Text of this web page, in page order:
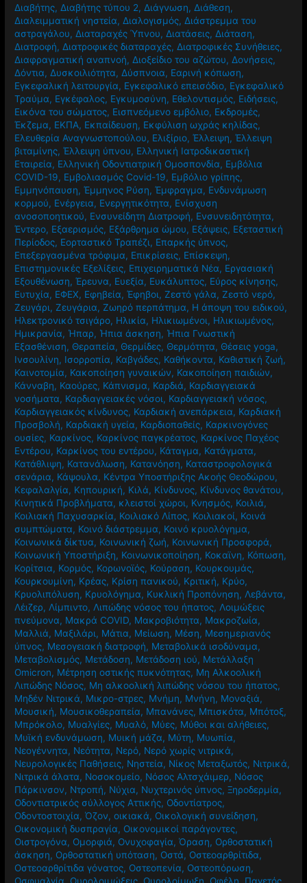
Γυναίκες,Δαμάσκηνα,Δείκτης Μάζας Σώματος,
Διαβήτης,Διαβήτης τύπου 2,Διάγνωση,Διάθεση,
Διαλειμματική νηστεία,Διαλογισμός,Διάστρεμμα του
αστραγάλου,Διαταραχές Ύπνου,Διατάσεις,Διάταση,
Διατροφή,Διατροφικές διαταραχές,Διατροφικές Συνήθειες
Διαφραγματική αναπνοή,Διοξείδιο του αζώτου,Δονήσεις
Δόντια,Δυσκοιλιότητα, Δύσπνοια,Εαρινή κόπωση,
Εγκεφαλική λειτουργία,Εγκεφαλικό επεισόδιο,Εγκεφαλικό
Τραύμα ,Εγκέφαλος, Εγκυμοσύνη, Εθελοντισμός,Ειδήσεις
Εικόνα του σώματος,Εισπνεόμενο εμβόλιο,Εκδρομές,
Έκζεμα,ΕΚΠΑ, Εκπαίδευση,Εκφύλιση ωχράς κηλίδας,
Ελευθερία Αναγνωστοπούλου,Ελιξίριο,Έλλειψη ,Έλλειψη
βιταμίνης ,Έλλειψη ύπνου,Ελληνική Ιατροδικαστική
Εταιρεία,Ελληνική Οδοντιατρική Ομοσπονδία,Εμβόλια
COVID-19,Εμβολιασμός Covid-19,Εμβόλιο γρίπης,
Εμμηνόπαυση,Έμμηνος Ρύση,Έμφραγμα,Ενδυνάμωση
κορμού,Ενέργεια,Ενεργητικότητα,Ενίσχυση
ανοσοποητικού,Ενσυνείδητη Διατροφή ,Ενσυνειδητότητα,
Έντερο,Εξαερισμός,Εξάρθρημα ώμου,Εξάψεις
Περίοδος,Εορταστικό Τραπέζι,Επαρκής ύπνος,
Επεξεργασμένα τρόφιμα ,Επικρίσεις,Επίσκεψη,
Επιστημονικές Εξελίξεις,Επιχειρηματικά Νέα,Εργασιακή
Εξουθένωση,Έρευνα,Ευεξία,Ευκάλυπτος,Εύρος κίνησης
Ευτυχία, ΕΦΕΧ,Εφηβεία,Έφηβοι,Ζεστό γάλα,Ζεστό νερό,
Ζευγάρι,Ζευγάρια,Ζωηρό περπάτημα,Η άποψη του ειδικού
Ηλεκτρονικό τσιγάρο,Ηλικία,Ηλικιωμένοι,Ηλικιωμένος
Ημικρανία,Ήπαρ,Ήπια άσκηση, Ήπια Γνωστική
Εξασθένιση,Θεραπεία ,Θερμίδες ,Θερμότητα ,Θέσεις yoga,
Ινσουλίνη,Ισορροπία,Καβγάδες,Καθήκοντα,Καθιστική ζωή
Καινοτομία,Κακοποίηση γυναικών,Κακοποίηση παιδιών
Κάνναβη,Καούρες,Κάπνισμα,Καρδιά,Καρδιαγγειακά
νοσήματα,Καρδιαγγειακές νόσοι,Καρδιαγγειακή νόσος,
Καρδιαγγειακός κίνδυνος,Καρδιακή ανεπάρκεια,Καρδιακή
Προσβολή,Καρδιακή υγεία, Καρδιοπαθείς ,Καρκινογόνες
ουσίες,Καρκίνος,Καρκίνος παγκρέατος, Καρκίνος Παχέος
Εντέρου,Καρκίνος του εντέρου,Κάταγμα,Κατάγματα,
Κατάθλιψη,Κατανάλωση,Κατανόηση,Καταστροφολογικά
σενάρια,Κάψουλα,Κέντρα Υποστήριξης Ακοής Θεοδώρου,
Κεφαλαλγία,Κηπουρική,Κιλά,Κίνδυνος,Κίνδυνος θανάτου
Κινητικά Προβλήματα, κλειστοί χώροι, Κνησμός,Κοιλιά,
Κοιλιακή Παχυσαρκία,Κοιλιακό Λίπος,Κοιλιακοί,Κοινά
συμπτώματα, Κοινό διάστρεμμα,Κοινό κρυολόγημα,
Κοινωνικά δίκτυα,Κοινωνική ζωή,Κοινωνική Προσφορά,
Κοινωνική Υποστήριξη,Κοινωνικοποίηση,Κοκαϊνη,Κόπωση
Κορίτσια,Κορμός,Κορωνοϊός,Κούραση,Κουρκουμάς
Κουρκουμίνη,Κρέας,Κρίση πανικού, Κριτική,Κρύο,
Κρυολιπόλυση,Κρυολόγημα,Κυκλική Προπόνηση,Λεβάντα
Λέιζερ,Λίμπιντο,Λιπώδης νόσος του ήπατος,Λοιμώξεις
πνεύμονα,Μακρά COVID, Μακροβιότητα, Μακροζωία,
Μαλλιά,Μαξιλάρι, Μάτια,Μείωση,Μέση,Μεσημεριανός
ύπνος,Μεσογειακή διατροφή,Μεταβολικά ισοδύναμα
Μεταβολισμός,Μετάδοση, Μετάδοση ιού,Μετάλλαξη
Omicron ,Μέτρηση οστικής πυκνότητας, Μη Αλκοολική
Λιπώδης Νόσος ,Μη αλκοολική λιπώδης νόσου του ήπατος
Μηδέν Νιτρικά,Μικρο-στρες ,Μνήμη,Μνήνη,Μοναξιά,
Μουσική,Μουσικοθεραπεία,Μπανάνες,Μπισκότα,Μπότοξ
Μπρόκολο,Μυαλγίες,Μυαλό,Μύες,Μύθοι και αλήθειες
Μυϊκή ενδυνάμωση,Μυική μάζα, Μύτη, Μυωπία
Νεογέννητα,Νεότητα,Νερό, Νερό χωρίς νιτρικά,
Νευρολογικές Παθήσεις,Νηστεία,Νίκος Μεταξωτός,Νιτρικά
Νιτρικά άλατα,Νοσοκομείο ,Νόσος Αλτσχάιμερ,Νόσος
Πάρκινσον,Ντροπή,Νύχια,Νυχτερινός ύπνος,
Οδοντιατρικός σύλλογος Αττικής,Οδοντίατρος,
Οδοντοστοιχία,Όζον,οικιακά,Οικολογική συνείδηση
Οικονομική δυσπραγία ,Οικονομικοί παράγοντες,
Οιστρογόνα,Ομορφιά ,Ονυχοφαγία ,Όραση,Ορθοστατική
άσκηση,Ορθοστατική υπόταση,Οστά ,Οστεοαρθρίτιδα